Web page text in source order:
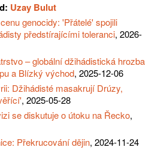
Uzay Bulut
genocidy: 'Přátelé' spojili
předstírajícími toleranci, 2026-
– globální džihádistická hrozba
a Blízký východ, 2025-12-06
Džihádisté ​​masakrují Drúzy,
, 2025-05-28
se diskutuje o útoku na Řecko,
Překrucování dějin, 2024-11-24